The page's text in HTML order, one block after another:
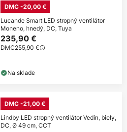
DMC -20,00 €
Lucande Smart LED stropný ventilátor
Moneno, hnedý, DC, Tuya
235,90 €
DMC255,90 €
Na sklade
DMC -21,00 €
Lindby LED stropný ventilátor Vedin, biely,
DC, Ø 49 cm, CCT